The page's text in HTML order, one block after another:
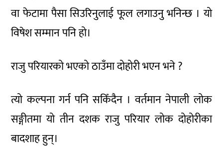
वा फेटामा पैसा सिउरिनुलाई फूल लगाउनु भनिन्छ । यो
विषेश सम्मान पनि हो।
राजु परियारको भएको ठाउँमा दोहोरी भएन भने ?
त्यो कल्पना गर्न पनि सकिँदैन । वर्तमान नेपाली लोक
सङ्गीतमा यो तीन दशक राजु परियार लोक दोहोरीका
बादशाह हुन्।